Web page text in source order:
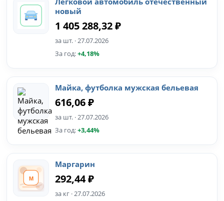
новый
1 405 288,32 ₽
за шт. · 27.07.2026
За год:+4,18%
Майка, футболка мужская бельевая
616,06 ₽
за шт. · 27.07.2026
За год:+3,44%
Маргарин
292,44 ₽
за кг · 27.07.2026